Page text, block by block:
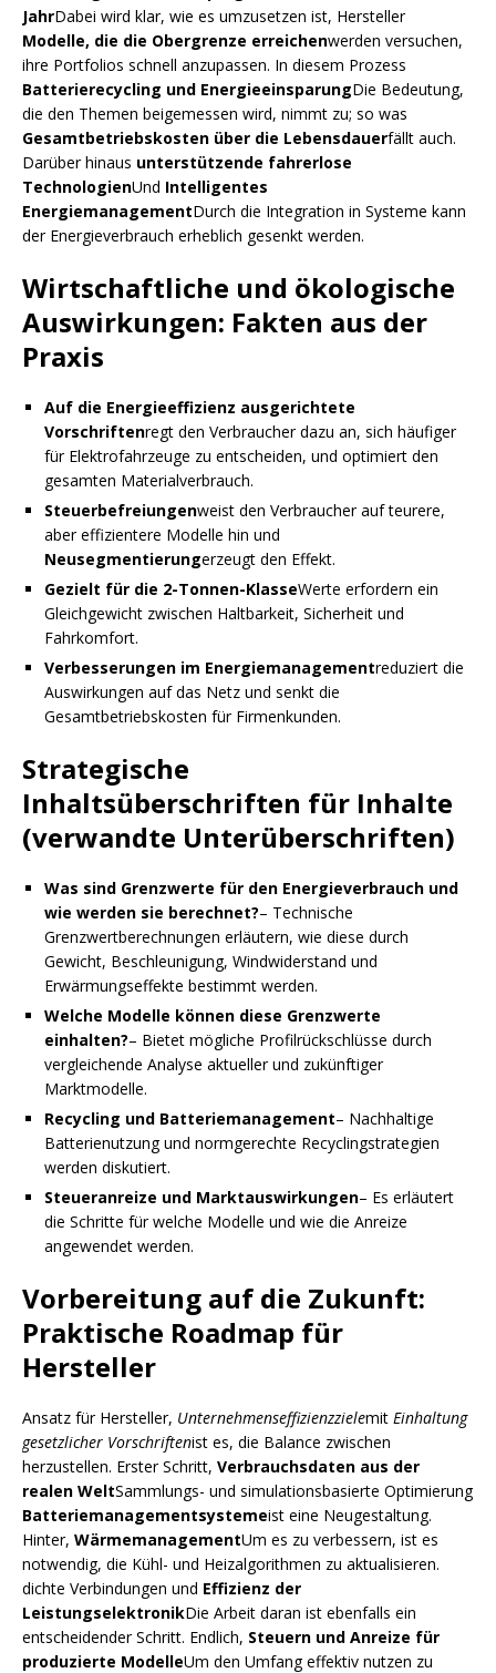
JahrDabei wird klar, wie es umzusetzen ist, Hersteller
Modelle, die die Obergrenze erreichenwerden versuchen,
ihre Portfolios schnell anzupassen. In diesem Prozess
Batterierecycling und EnergieeinsparungDie Bedeutung,
die den Themen beigemessen wird, nimmt zu; so was
Gesamtbetriebskosten über die Lebensdauerfällt auch.
Darüber hinaus unterstützende fahrerlose
TechnologienUnd Intelligentes
EnergiemanagementDurch die Integration in Systeme kann
der Energieverbrauch erheblich gesenkt werden.
Wirtschaftliche und ökologische
Auswirkungen: Fakten aus der
Praxis
Auf die Energieeffizienz ausgerichtete
Vorschriftenregt den Verbraucher dazu an, sich häufiger
für Elektrofahrzeuge zu entscheiden, und optimiert den
gesamten Materialverbrauch.
Steuerbefreiungenweist den Verbraucher auf teurere,
aber effizientere Modelle hin und
Neusegmentierungerzeugt den Effekt.
Gezielt für die 2-Tonnen-KlasseWerte erfordern ein
Gleichgewicht zwischen Haltbarkeit, Sicherheit und
Fahrkomfort.
Verbesserungen im Energiemanagementreduziert die
Auswirkungen auf das Netz und senkt die
Gesamtbetriebskosten für Firmenkunden.
Strategische
Inhaltsüberschriften für Inhalte
(verwandte Unterüberschriften)
Was sind Grenzwerte für den Energieverbrauch und
wie werden sie berechnet?– Technische
Grenzwertberechnungen erläutern, wie diese durch
Gewicht, Beschleunigung, Windwiderstand und
Erwärmungseffekte bestimmt werden.
Welche Modelle können diese Grenzwerte
einhalten?– Bietet mögliche Profilrückschlüsse durch
vergleichende Analyse aktueller und zukünftiger
Marktmodelle.
Recycling und Batteriemanagement– Nachhaltige
Batterienutzung und normgerechte Recyclingstrategien
werden diskutiert.
Steueranreize und Marktauswirkungen– Es erläutert
die Schritte für welche Modelle und wie die Anreize
angewendet werden.
Vorbereitung auf die Zukunft:
Praktische Roadmap für
Hersteller
Ansatz für Hersteller, Unternehmenseffizienzzielemit Einhaltung
gesetzlicher Vorschriftenist es, die Balance zwischen
herzustellen. Erster Schritt, Verbrauchsdaten aus der
realen WeltSammlungs- und simulationsbasierte Optimierung
Batteriemanagementsystemeist eine Neugestaltung.
Hinter, WärmemanagementUm es zu verbessern, ist es
notwendig, die Kühl- und Heizalgorithmen zu aktualisieren.
dichte Verbindungen und Effizienz der
LeistungselektronikDie Arbeit daran ist ebenfalls ein
entscheidender Schritt. Endlich, Steuern und Anreize für
produzierte ModelleUm den Umfang effektiv nutzen zu